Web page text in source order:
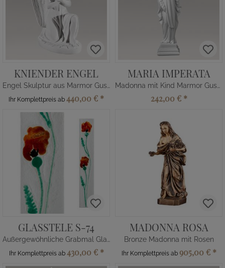
KNIENDER ENGEL
Engel Skulptur aus Marmor Guss
Ihr Komplettpreis ab 440,00 € *
MARIA IMPERATA
Madonna mit Kind Marmor Guss Skulptur
242,00 € *
GLASSTELE S-74
Außergewöhnliche Grabmal Glas Verzierung Mohn
Ihr Komplettpreis ab 430,00 € *
MADONNA ROSA
Bronze Madonna mit Rosen
Ihr Komplettpreis ab 905,00 € *